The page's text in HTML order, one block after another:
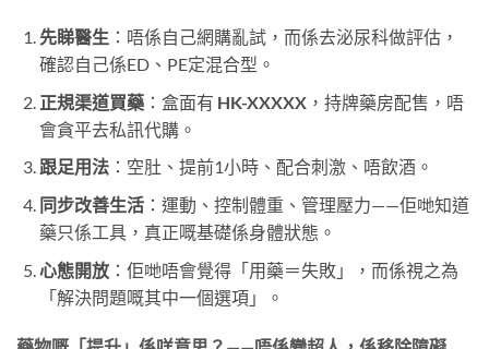
先睇醫生 ：唔係自己網購亂試，而係去泌尿科做評估，
確認自己係ED、PE定混合型。
正規渠道買藥：盒面有 HK-XXXXX，持牌藥房配售，唔
會貪平去私訊代購。
跟足用法：空肚、提前1小時、配合刺激、唔飲酒。
同步改善生活：運動、控制體重、管理壓力——佢哋知道
藥只係工具，真正嘅基礎係身體狀態。
心態開放：佢哋唔會覺得「用藥＝失敗」，而係視之為
「解決問題嘅其中一個選項」。